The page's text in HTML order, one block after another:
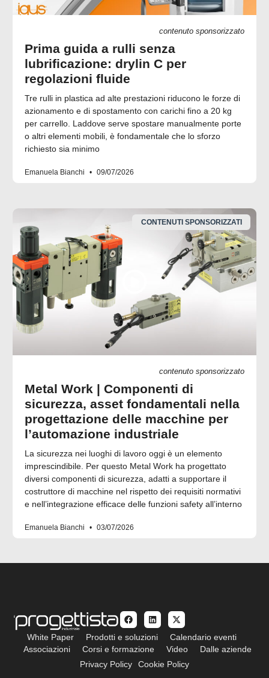
contenuto sponsorizzato
Prima guida a rulli senza
lubrificazione: drylin C per
regolazioni fluide
Tre rulli in plastica ad alte prestazioni riducono le forze di
azionamento e di spostamento con carichi fino a 20 kg
per carrello. Laddove serve spostare manualmente porte
o altri elementi mobili, è fondamentale che lo sforzo
richiesto sia minimo
Emanuela Bianchi 09/07/2026
CONTENUTI SPONSORIZZATI
contenuto sponsorizzato
Metal Work | Componenti di
sicurezza, asset fondamentali nella
progettazione delle macchine per
l’automazione industriale
La sicurezza nei luoghi di lavoro oggi è un elemento
imprescindibile. Per questo Metal Work ha progettato
diversi componenti di sicurezza, adatti a supportare il
costruttore di macchine nel rispetto dei requisiti normativi
e nell’integrazione efficace delle funzioni safety all’interno
Emanuela Bianchi 03/07/2026
White Paper Prodotti e soluzioni
Calendario eventi
Associazioni
Corsi e formazione Video
Dalle aziende
Privacy Policy
Cookie Policy